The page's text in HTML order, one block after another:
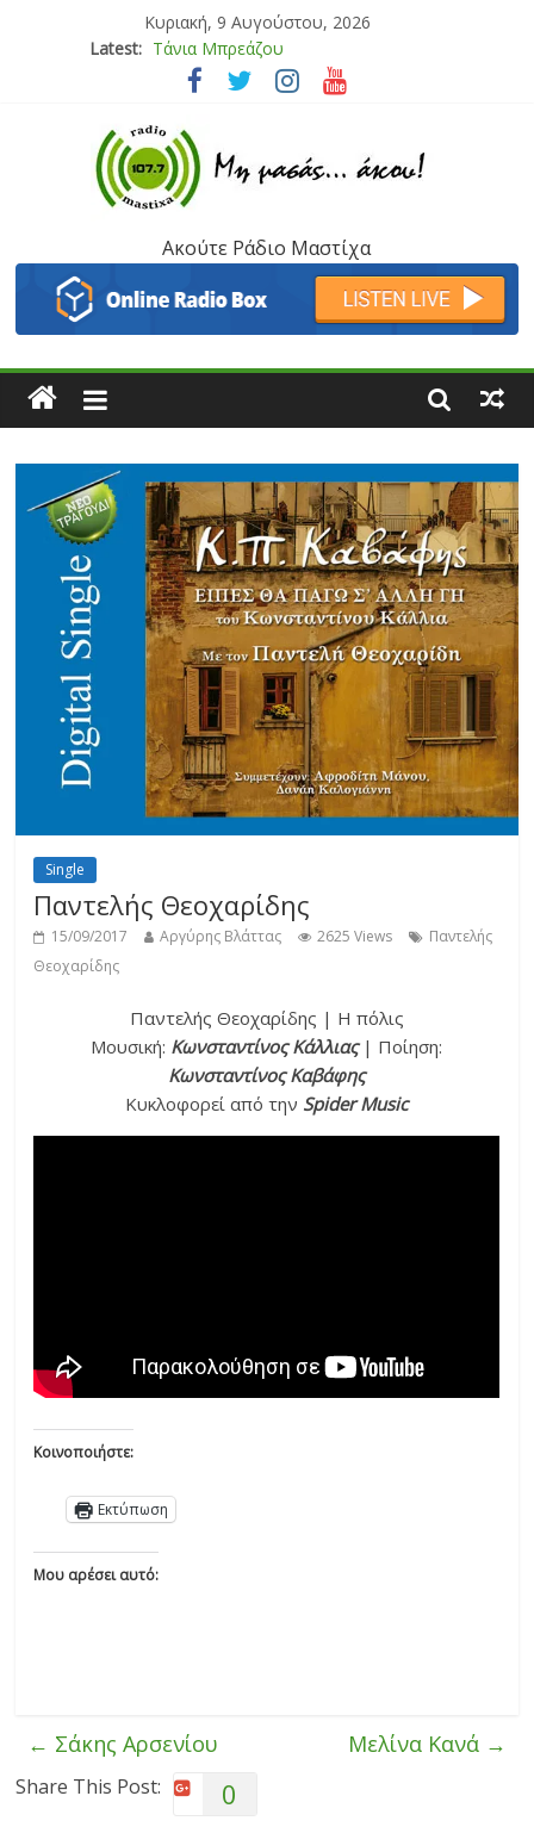
Κυριακή, 9 Αυγούστου, 2026
Latest: Bliss
Μάνος Τρυπιάς & Γιώργος Στρατάκης
Ιορδάνης Αγαπητός
Μαριάννα Μασάδη
Τάνια Μπρεάζου
Ακούτε Ράδιο Μαστίχα
Single
Παντελής Θεοχαρίδης
15/09/2017 Αργύρης Βλάττας 2625 Views
Παντελής
Θεοχαρίδης
Παντελής Θεοχαρίδης | Η πόλις
Μουσική: Κωνσταντίνος Κάλλιας| Ποίηση:
Κωνσταντίνος Καβάφης
Κυκλοφορεί από την Spider Music
Κοινοποιήστε:
Εκτύπωση
Μου αρέσει αυτό:
← Σάκης Αρσενίου Μελίνα Κανά →
Share This Post: 0